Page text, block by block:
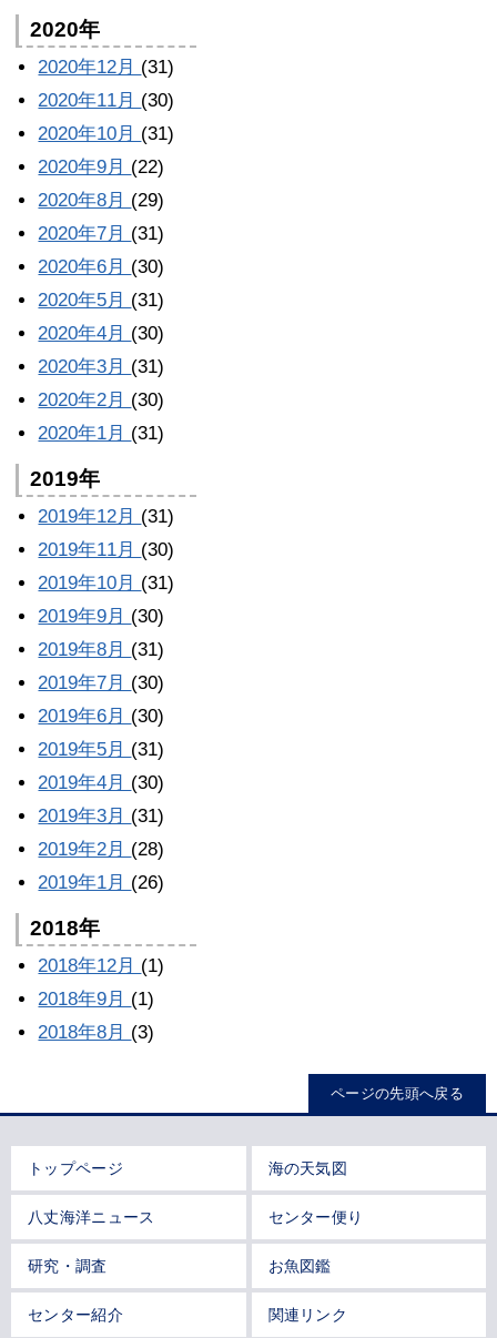
2020年
2020年12月 (31)
2020年11月 (30)
2020年10月 (31)
2020年9月 (22)
2020年8月 (29)
2020年7月 (31)
2020年6月 (30)
2020年5月 (31)
2020年4月 (30)
2020年3月 (31)
2020年2月 (30)
2020年1月 (31)
2019年
2019年12月 (31)
2019年11月 (30)
2019年10月 (31)
2019年9月 (30)
2019年8月 (31)
2019年7月 (30)
2019年6月 (30)
2019年5月 (31)
2019年4月 (30)
2019年3月 (31)
2019年2月 (28)
2019年1月 (26)
2018年
2018年12月 (1)
2018年9月 (1)
2018年8月 (3)
ページの先頭へ戻る
トップページ 海の天気図
八丈海洋ニュース センター便り
研究・調査 お魚図鑑
センター紹介 関連リンク